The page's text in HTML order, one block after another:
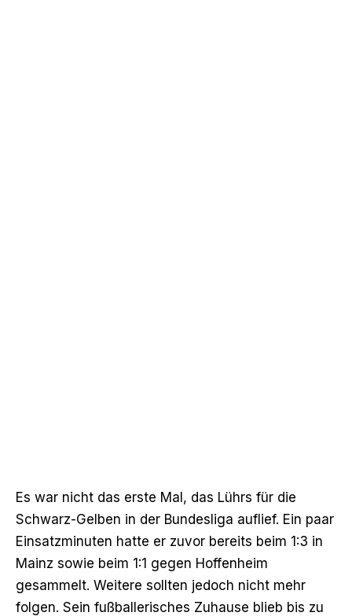
Es war nicht das erste Mal, das Lührs für die
Schwarz-Gelben in der Bundesliga auflief. Ein paar
Einsatzminuten hatte er zuvor bereits beim 1:3 in
Mainz sowie beim 1:1 gegen Hoffenheim
gesammelt. Weitere sollten jedoch nicht mehr
folgen. Sein fußballerisches Zuhause blieb bis zu